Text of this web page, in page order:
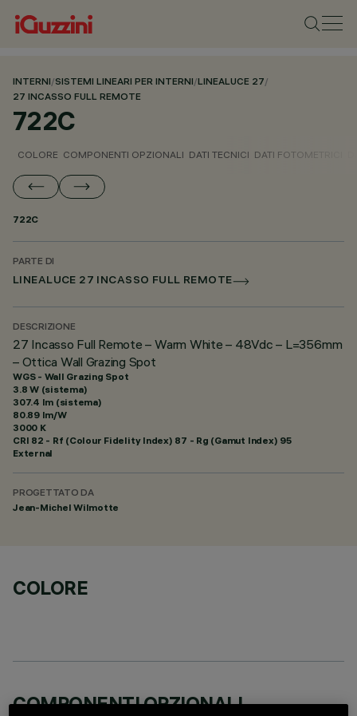
INTERNI/SISTEMI LINEARI PER INTERNI/LINEALUCE 27/
27 INCASSO FULL REMOTE
722C
COLORE COMPONENTI OPZIONALI DATI TECNICI DATI FOTOMETRICI
722C
PARTE DI
LINEALUCE 27 INCASSO FULL REMOTE
DESCRIZIONE
27 Incasso Full Remote – Warm White – 48Vdc – L=356mm
– Ottica Wall Grazing Spot
WGS - Wall Grazing Spot
3.8 W (sistema)
307.4 lm (sistema)
80.89 lm/W
3000 K
CRI 82 - Rf (Colour Fidelity Index) 87 - Rg (Gamut Index) 95
External
PROGETTATO DA
Jean-Michel Wilmotte
COLORE
COMPONENTI OPZIONALI